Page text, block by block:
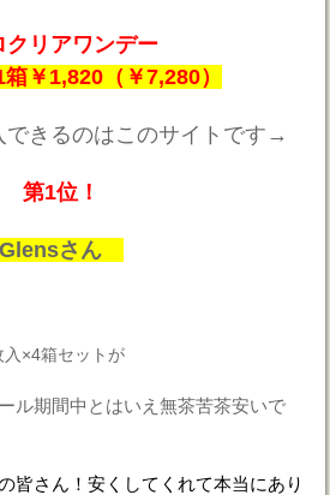
クリアワンデー
￥1,820（￥7,280）
できるのはこのサイトです→
第1位！
Glensさん
×4箱セットが
ル期間中とはいえ無茶苦茶安いで
皆さん！安くしてくれて本当にあり